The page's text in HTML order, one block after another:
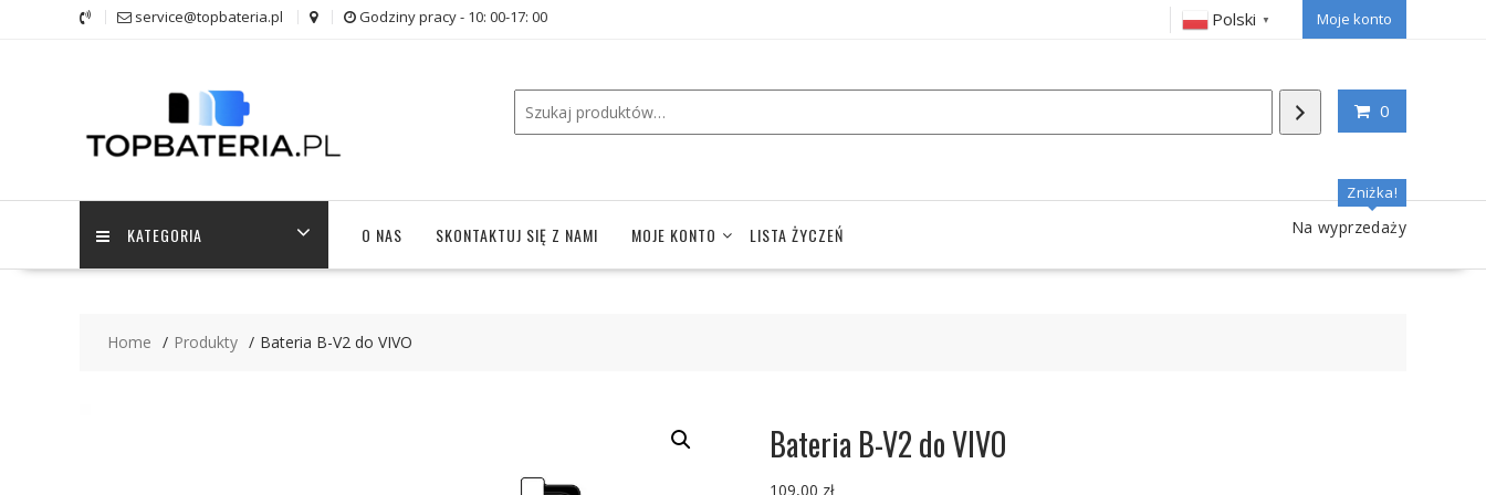
service@topbateria.pl Godziny pracy - 10: 00-17: 00 Polski ▼ Moje konto
0
KATEGORIA O NAS SKONTAKTUJ SIĘ Z NAMI MOJE KONTO LISTA ŻYCZEŃ
Zniżka!
Na wyprzedaży
Home Produkty Bateria B-V2 do VIVO
Bateria B-V2 do VIVO
109,00 zł